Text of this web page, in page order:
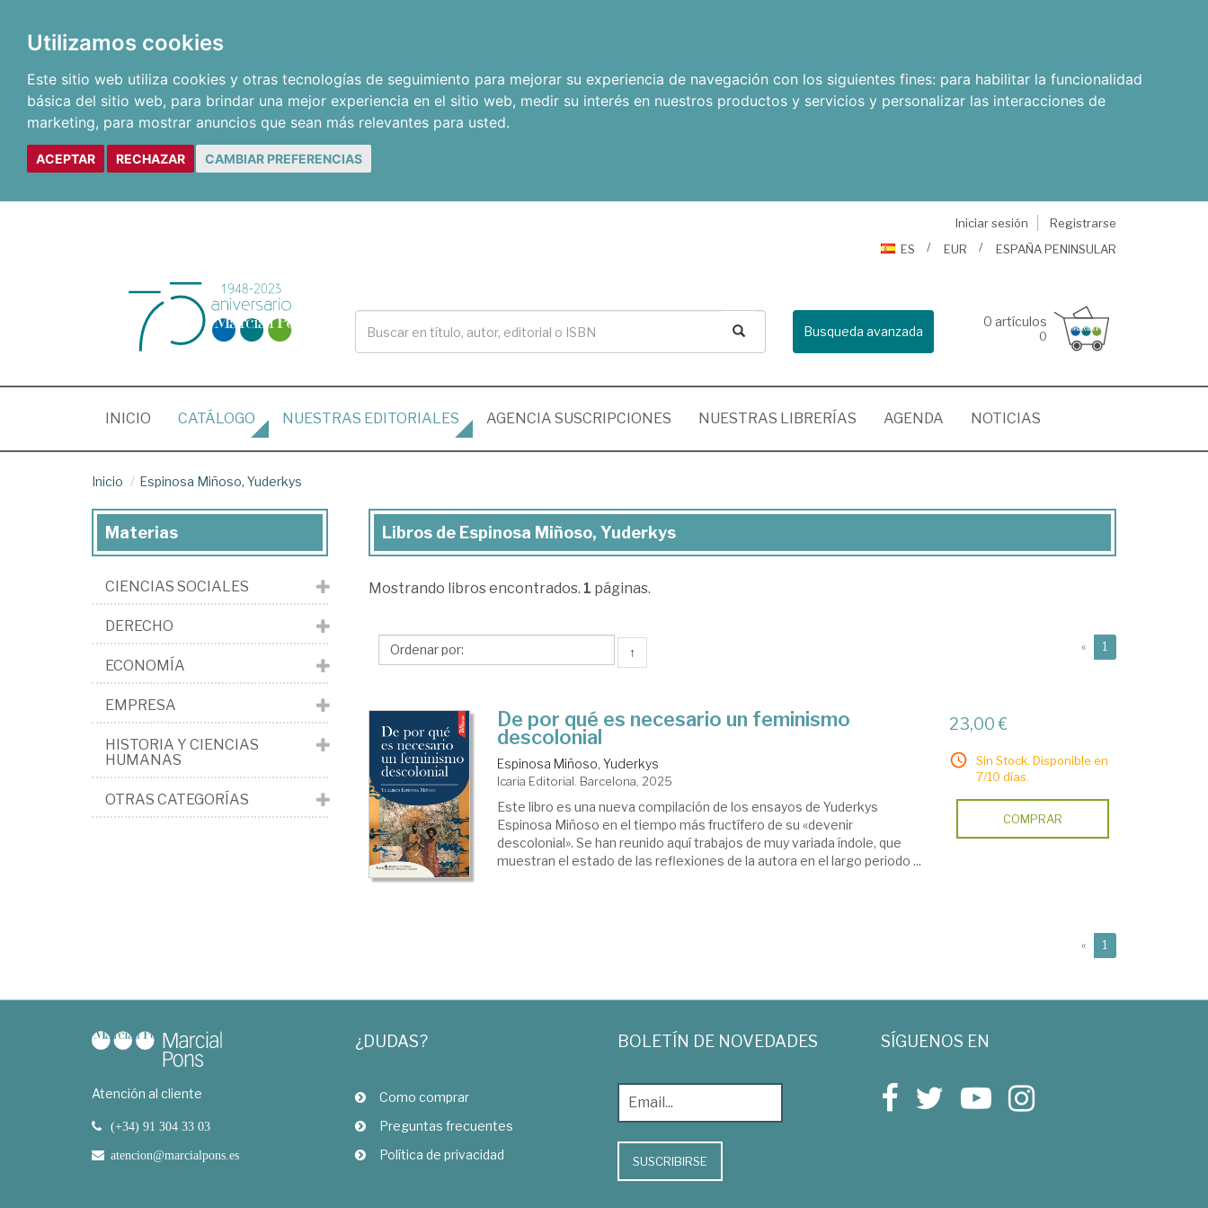
Utilizamos cookies
Este sitio web utiliza cookies y otras tecnologías de seguimiento para mejorar su experiencia de navegación con los siguientes fines: para habilitar la funcionalidad
básica del sitio web, para brindar una mejor experiencia en el sitio web, medir su interés en nuestros productos y servicios y personalizar las interacciones de
marketing, para mostrar anuncios que sean más relevantes para usted.
ACEPTAR RECHAZAR CAMBIAR PREFERENCIAS
Iniciar sesión
Registrarse
ES
EUR ESPAÑA PENINSULAR
Busqueda avanzada
0 artículos
0
INICIO (CURRENT)
CATÁLOGO NUESTRAS EDITORIALES AGENCIA SUSCRIPCIONES NUESTRAS LIBRERÍAS AGENDA NOTICIAS
Inicio Espinosa Miñoso, Yuderkys
Libros
Espinosa
Yuderkys
Libros de Espinosa Miñoso, Yuderkys
Mostrando libros encontrados. 1 páginas.
↑ « 1
De por qué es necesario un feminismo
descolonial
Espinosa Miñoso, Yuderkys
Icaria Editorial. Barcelona, 2025
Este libro es una nueva compilación de los ensayos de Yuderkys
Espinosa Miñoso en el tiempo más fructífero de su «devenir
descolonial». Se han reunido aquí trabajos de muy variada índole, que
muestran el estado de las reflexiones de la autora en el largo periodo ...
23,00 €
Sin Stock. Disponible en
7/10 días.
COMPRAR
« 1
Materias
CIENCIAS SOCIALES
DERECHO
ECONOMÍA
EMPRESA
HISTORIA Y CIENCIAS
HUMANAS
OTRAS CATEGORÍAS
Atención al cliente
(+34) 91 304 33 03
atencion@marcialpons.es
¿DUDAS?
Como comprar
Preguntas frecuentes
Política de privacidad
BOLETÍN DE NOVEDADES
SUSCRIBIRSE
SÍGUENOS EN